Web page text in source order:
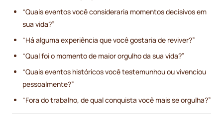
“Quais eventos você consideraria momentos decisivos em
sua vida?”
“Há alguma experiência que você gostaria de reviver?”
“Qual foi o momento de maior orgulho da sua vida?”
“Quais eventos históricos você testemunhou ou vivenciou
pessoalmente?”
“Fora do trabalho, de qual conquista você mais se orgulha?”